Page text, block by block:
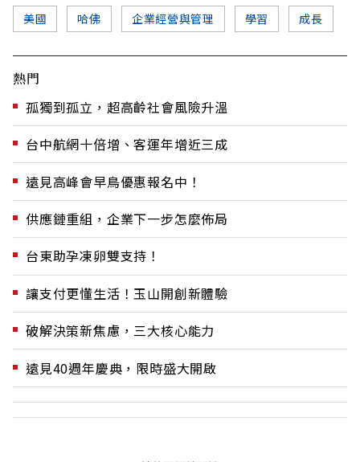
美國 哈佛 企業經營與管理 學習 成長
熱門
孤獨到孤立，超高齡社會風險升溫
台中航網十倍增、客運年增近三成
遠見高峰會早鳥優惠報名中！
供應鏈重組，企業下一步怎麼佈局
台東助孕凍卵雙支持！
讓支付更懂生活！玉山開創新體驗
破解決策新焦慮，三大核心能力
遠見40週年慶典，限時盛大開啟